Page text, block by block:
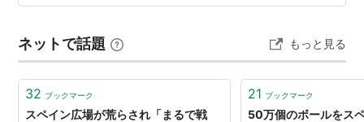
ホテルがローマ・テルミナ駅の近くだったので、地下鉄
初日に2回、２日目にバチカンに行くのに1回、3日目にコ
ロッセオからの帰りに1回乗りました。バスも2回乗った
のですが、こちらも同じようにク…
ネットで話題 もっと見る
32 ブックマーク
スペイン広場が荒らされ「まるで戦
21 ブックマーク
50万個のボールをス